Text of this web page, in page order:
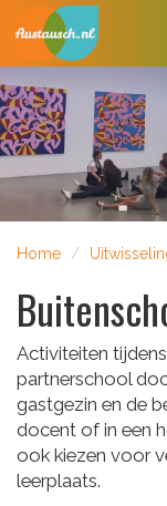
Home
Activiteiten
partnerschool
gastgezin en de
docent of in een
ook kiezen voor
leerplaats.